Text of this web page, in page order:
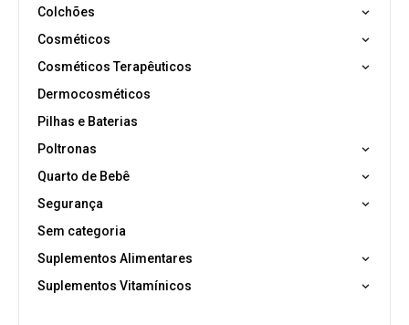
Colchões
Cosméticos
Cosméticos Terapêuticos
Dermocosméticos
Pilhas e Baterias
Poltronas
Quarto de Bebê
Segurança
Sem categoria
Suplementos Alimentares
Suplementos Vitamínicos